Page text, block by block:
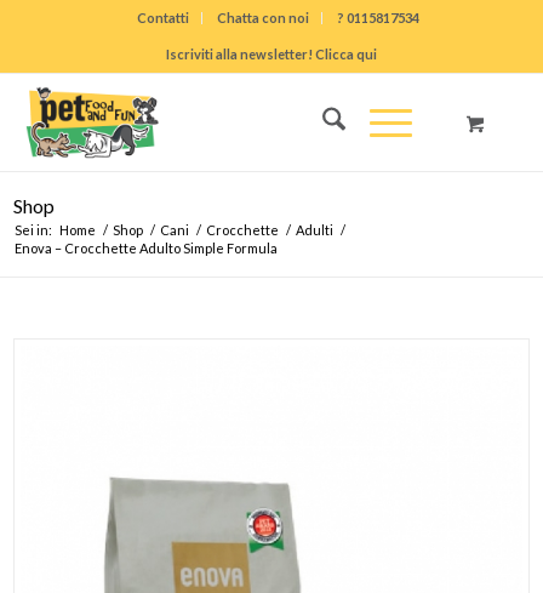
Contatti Chatta con noi ? 0115817534
Iscriviti alla newsletter! Clicca qui
Shop
Sei in: Home / Shop / Cani / Crocchette / Adulti /
Enova – Crocchette Adulto Simple Formula